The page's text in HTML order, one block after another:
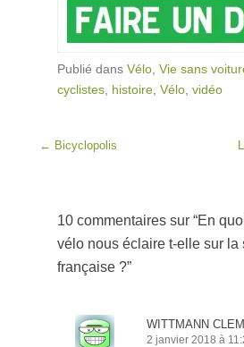
Publié dans Vélo Vie sans
cyclistes histoire Vélo vidéo
Post navigation
← Bicyclopolis
10 commentaires sur “En
vélo nous éclaire t-elle sur la
française ?”
WITTMANN
2 janvier 2018 à